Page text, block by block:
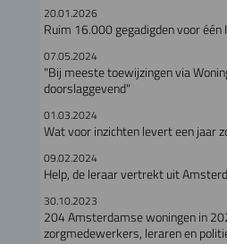
20.01.2026
Ruim 16.000 gegadigden voor
07.05.2024
"Bij meeste toewijzingen via
doorslaggevend"
01.03.2024
Wat voor inzichten levert een jaar
09.02.2024
Help, de leraar vertrekt uit
30.10.2023
204 Amsterdamse woningen in
zorgmedewerkers, leraren en